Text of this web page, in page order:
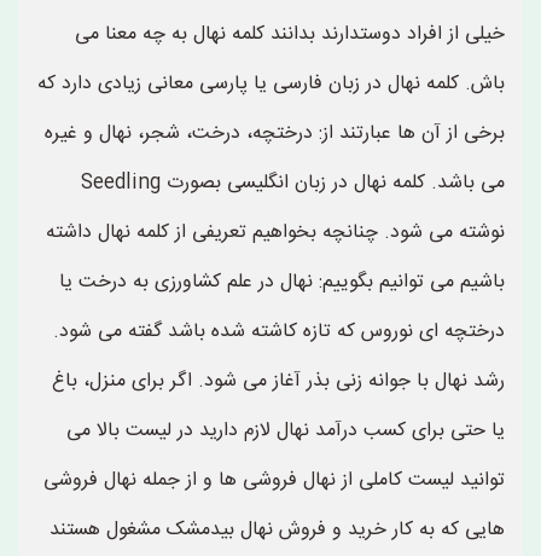
خیلی از افراد دوستدارند بدانند کلمه نهال به چه معنا می
باش. کلمه نهال در زبان فارسی یا پارسی معانی زیادی دارد که
برخی از آن ها عبارتند از: درختچه، درخت، شجر، نهال و غیره
می باشد. کلمه نهال در زبان انگلیسی بصورت Seedling
نوشته می شود. چنانچه بخواهیم تعریفی از کلمه نهال داشته
باشیم می توانیم بگوییم: نهال در علم کشاورزی به درخت یا
درختچه ای نوروس که تازه کاشته شده باشد گفته می شود.
رشد نهال با جوانه زنی بذر آغاز می شود. اگر برای منزل، باغ
یا حتی برای کسب درآمد نهال لازم دارید در لیست بالا می
توانید لیست کاملی از نهال فروشی ها و از جمله نهال فروشی
هایی که به کار خرید و فروش نهال بیدمشک مشغول هستند